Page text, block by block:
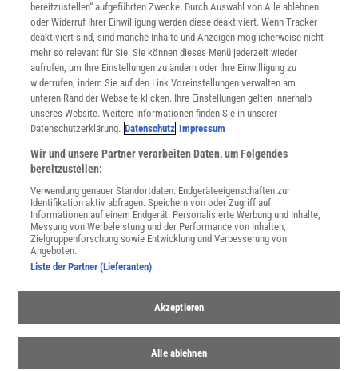
Datenschutz
Nutzungsbedingungen
Cookie-Einstellungen
Utiq verwalten
Nutzungsbasierte Onlinewerbung
Alle Artikel
Impressum
Angebote für Schulen
Angebote für Institutionen
Sprachen lernen mit Gymglish
Lexika
Für Spektrum schreiben
Zugänglichkeitserklärung
WEBSEITEN
KielSCN
Wissenschaft in die Schulen
SciLogs
bereitzustellen“ aufgeführten Zwecke. Durch Auswahl von Alle ablehnen
oder Widerruf Ihrer Einwilligung werden diese deaktiviert. Wenn Tracker
deaktiviert sind, sind manche Inhalte und Anzeigen möglicherweise nicht
mehr so relevant für Sie. Sie können dieses Menü jederzeit wieder
aufrufen, um Ihre Einstellungen zu ändern oder Ihre Einwilligung zu
widerrufen, indem Sie auf den Link Voreinstellungen verwalten am
unteren Rand der Webseite klicken. Ihre Einstellungen gelten innerhalb
unseres Website. Weitere Informationen finden Sie in unserer
Datenschutzerklärung. Datenschutz Impressum
Wir und unsere Partner verarbeiten Daten, um Folgendes
bereitzustellen:
Verwendung genauer Standortdaten. Endgeräteeigenschaften zur
Identifikation aktiv abfragen. Speichern von oder Zugriff auf
Informationen auf einem Endgerät. Personalisierte Werbung und Inhalte,
Messung von Werbeleistung und der Performance von Inhalten,
Zielgruppenforschung sowie Entwicklung und Verbesserung von
Angeboten.
Liste der Partner (Lieferanten)
Akzeptieren
Alle ablehnen